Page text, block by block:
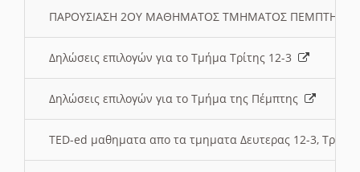
ΠΑΡΟΥΣΙΑΣΗ 2ΟΥ ΜΑΘΗΜΑΤΟΣ ΤΜΗΜΑΤΟΣ
Δηλώσεις επιλογών για το Τμήμα Τρίτης 12-3
Δηλώσεις επιλογών για το Τμήμα της Πέμπτης
TED-ed μαθηματα απο τα τμηματα Δευτερας 12-3,